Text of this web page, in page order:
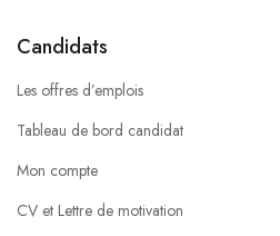
Candidats
Les offres d’emplois
Tableau de bord candidat
Mon compte
CV et Lettre de motivation